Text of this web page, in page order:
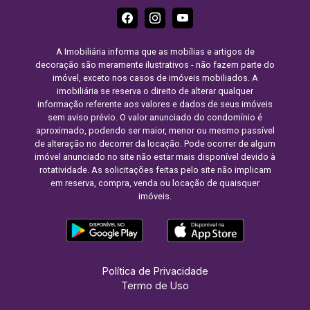
A Imobiliária informa que as mobílias e artigos de
decoração são meramente ilustrativos - não fazem parte do
imóvel, exceto nos casos de imóveis mobiliados. A
imobiliária se reserva o direito de alterar qualquer
informação referente aos valores e dados de seus imóveis
sem aviso prévio. O valor anunciado do condomínio é
aproximado, podendo ser maior, menor ou mesmo passível
de alteração no decorrer da locação. Pode ocorrer de algum
imóvel anunciado no site não estar mais disponível devido à
rotatividade. As solicitações feitas pelo site não implicam
em reserva, compra, venda ou locação de quaisquer
imóveis.
Política de Privacidade
Termo de Uso